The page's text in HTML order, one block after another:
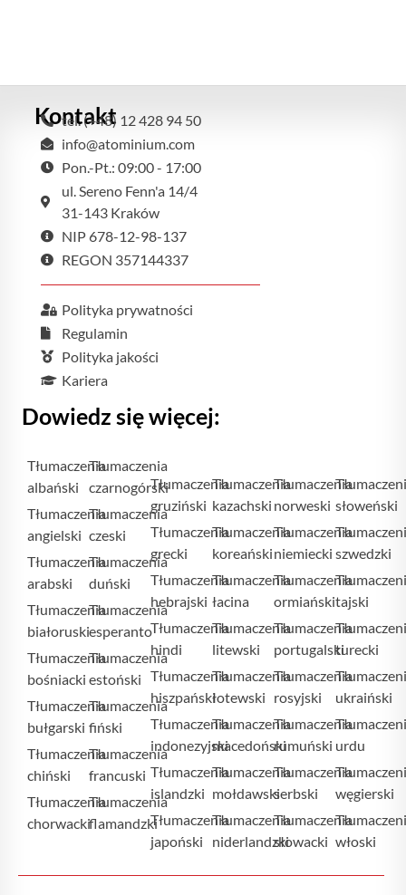
Kontakt
tel. (+48) 12 428 94 50
info@atominium.com
Pon.-Pt.: 09:00 - 17:00
ul. Sereno Fenn'a 14/4
31-143 Kraków
NIP 678-12-98-137
REGON 357144337
Polityka prywatności
Regulamin
Polityka jakości
Kariera
Dowiedz się więcej:
Tłumaczenia
albański
Tłumaczenia
angielski
Tłumaczenia
arabski
Tłumaczenia
białoruski
Tłumaczenia
bośniacki
Tłumaczenia
bułgarski
Tłumaczenia
chiński
Tłumaczenia
chorwacki
Tłumaczenia
czarnogórski
Tłumaczenia
czeski
Tłumaczenia
duński
Tłumaczenia
esperanto
Tłumaczenia
estoński
Tłumaczenia
fiński
Tłumaczenia
francuski
Tłumaczenia
flamandzki
Tłumaczenia
gruziński
Tłumaczenia
grecki
Tłumaczenia
hebrajski
Tłumaczenia
hindi
Tłumaczenia
hiszpański
Tłumaczenia
indonezyjski
Tłumaczenia
islandzki
Tłumaczenia
japoński
Tłumaczenia
kazachski
Tłumaczenia
koreański
Tłumaczenia
łacina
Tłumaczenia
litewski
Tłumaczenia
łotewski
Tłumaczenia
macedoński
Tłumaczenia
mołdawski
Tłumaczenia
niderlandzki
Tłumaczenia
norweski
Tłumaczenia
niemiecki
Tłumaczenia
ormiański
Tłumaczenia
portugalski
Tłumaczenia
rosyjski
Tłumaczenia
rumuński
Tłumaczenia
serbski
Tłumaczenia
słowacki
słoweński
szwedzki
tajski
turecki
ukraiński
urdu
węgierski
włoski